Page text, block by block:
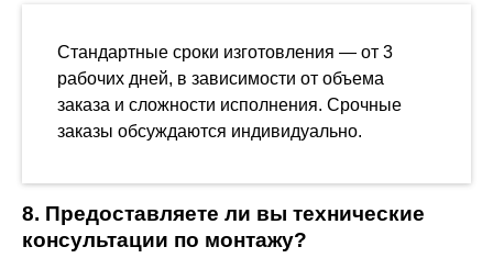
Стандартные сроки изготовления — от 3
рабочих дней, в зависимости от объема
заказа и сложности исполнения. Срочные
заказы обсуждаются индивидуально.
8. Предоставляете ли вы технические
консультации по монтажу?